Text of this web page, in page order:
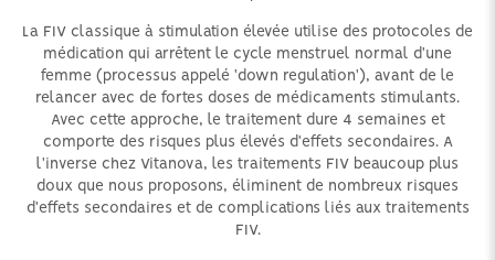
La FIV classique à stimulation élevée utilise des protocoles de
médication qui arrêtent le cycle menstruel normal d'une
femme (processus appelé 'down regulation'), avant de le
relancer avec de fortes doses de médicaments stimulants.
Avec cette approche, le traitement dure 4 semaines et
comporte des risques plus élevés d'effets secondaires. A
l'inverse chez Vitanova, les traitements FIV beaucoup plus
doux que nous proposons, éliminent de nombreux risques
d'effets secondaires et de complications liés aux traitements
FIV.